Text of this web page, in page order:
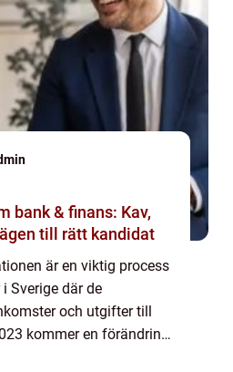
bank & finans: Kav,
till rätt kandidat
är en viktig process
Sverige där de
och utgifter till
kommer en förändring